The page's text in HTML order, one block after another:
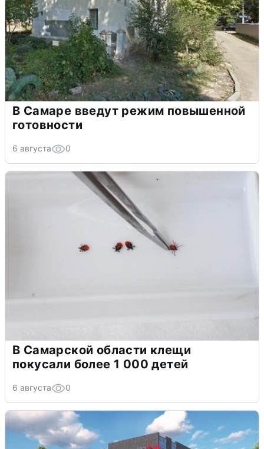
В Самаре введут режим повышенной
готовности
6 августа 0
В Самарской области клещи
покусали более 1 000 детей
6 августа 0